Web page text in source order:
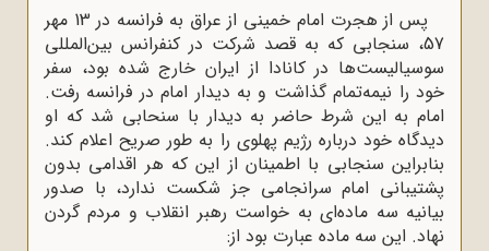
پس از هجرت امام خمینی از عراق به فرانسه در 13 مهر
57، سنجابی که به قصد شرکت در کنفرانس بین‌المللی
سوسیالیست‌ها در کانادا از ایران خارج شده بود، سفر
خود را نیمه‌تمام گذاشت و به دیدار امام در فرانسه رفت.
امام به این شرط حاضر به دیدار با سنحابی شد که او
دیدگاه خود درباره رژیم پهلوی را به طور صریح اعلام کند.
بنابراین سنجابی با اطمینان از این که‌ هر اقدامی‌ بدون
پشتیبانی امام سرانجامی جز شکست ندارد‌، با صدور
بیانیه‌ سه‌ ماده‌ای به خواست رهبر انقلاب و مردم گردن
نهاد. این سه ماده عبارت بود از: